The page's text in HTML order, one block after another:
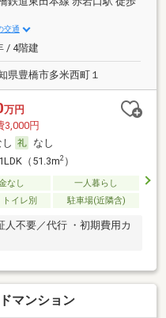
交通
/ 4階建
県豊橋市多米西町１
万円
3,000円
し
なし
（51.3m2）
なし
一人暮らし
イレ別 駐車場(近隣含)
不要／代行 ・初期費用カ
マンション